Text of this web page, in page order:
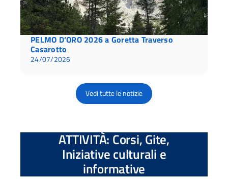
PELMO D’ORO 2026 a Goretta Traverso
Casarotto
24/07/2026
Vedi tutte le notizie
ATTIVITÀ: Corsi, Gite,
Iniziative culturali e
informative